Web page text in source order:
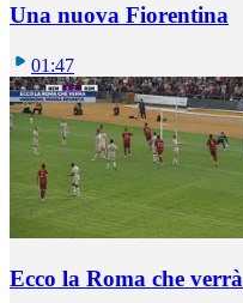
Una nuova Fiorentina
01:47
Ecco la Roma che verrà